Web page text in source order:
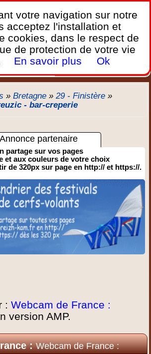
Webcams,
sur mobiles, portables et PC.
Corse Plages Ports Montagnes
New
»Bretagne »29 - Finistère »
- bar-creperie
Annonce partenaire
partage sur vos pages
et aux couleurs de votre choix
de 320px sur page en http:// et https://.
:Webcam de France :
version AMP.
:Webcam de France :
votre navigation sur notre
acceptez l'installation et
cookies, dans le respect de
de protection de votre vie
En savoir plus Ok